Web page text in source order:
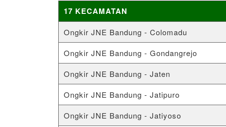
17 KECAMATAN
Ongkir JNE Bandung - Colomadu
Ongkir JNE Bandung - Gondangrejo
Ongkir JNE Bandung - Jaten
Ongkir JNE Bandung - Jatipuro
Ongkir JNE Bandung - Jatiyoso